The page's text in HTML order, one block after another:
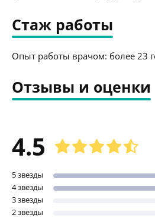
Стаж работы
Опыт работы врачом: более 23
Отзывы и оценки
4.5
5 звезды
4 звезды
3 звезды
2 звезды